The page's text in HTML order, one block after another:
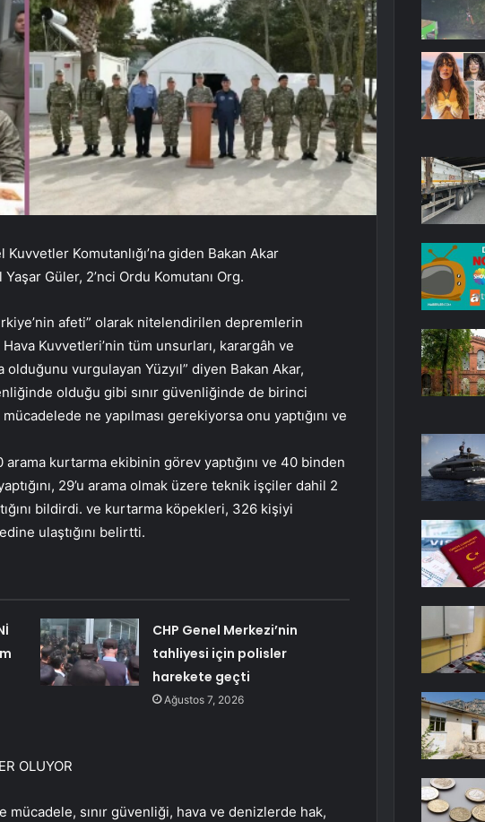
Kuvvetler Komutanlığı’na giden Bakan Akar
Güler, 2’nci Ordu Komutanı Org.
afeti” olarak nitelendirilen depremlerin
Kuvvetleri’nin tüm unsurları, karargâh ve
vurgulayan Yüzyıl” diyen Bakan Akar,
olduğu gibi sınır güvenliğinde de birinci
ne yapılması gerekiyorsa onu yaptığını ve
kurtarma ekibinin görev yaptığını ve 40 binden
29’u arama olmak üzere teknik işçiler dahil 2
bildirdi. ve kurtarma köpekleri, 326 kişiyi
ulaştığını belirtti.
CHP Genel Merkezi’nin
tahliyesi için polisler
harekete geçti
Ağustos 7, 2026
OLUYOR
mücadele, sınır güvenliği, hava ve denizlerde hak,